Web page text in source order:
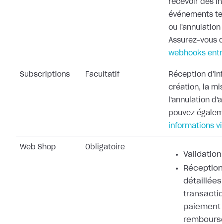
recevoir des
événements
ou
Assurez-vous
webhooks
Subscriptions Facultatif
Réception
création, la
l'annulation
pouvez
informations
Web Shop Obligatoire